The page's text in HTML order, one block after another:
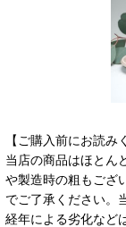
【ご購入前にお読み
当店の商品はほとん
や製造時の粗もござ
でご了承ください。
経年による劣化など